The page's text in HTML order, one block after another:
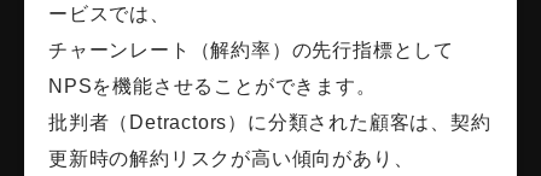
ービスでは、
チャーンレート（解約率）の先行指標として
NPSを機能させることができます。
批判者（Detractors）に分類された顧客は、契約
更新時の解約リスクが高い傾向があり、